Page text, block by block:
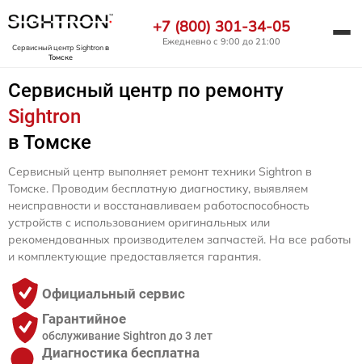
Сервисный центр Sightronв
Томске
+7 (800) 301-34-05
Ежедневно с 9:00 до 21:00
Сервисный центр по ремонту
Sightron
в Томске
Сервисный центр выполняет ремонт техники Sightron в
Томске. Проводим бесплатную диагностику, выявляем
неисправности и восстанавливаем работоспособность
устройств с использованием оригинальных или
рекомендованных производителем запчастей. На все работы
и комплектующие предоставляется гарантия.
Официальный сервис
Гарантийное
обслуживание Sightron до 3 лет
Диагностика бесплатна